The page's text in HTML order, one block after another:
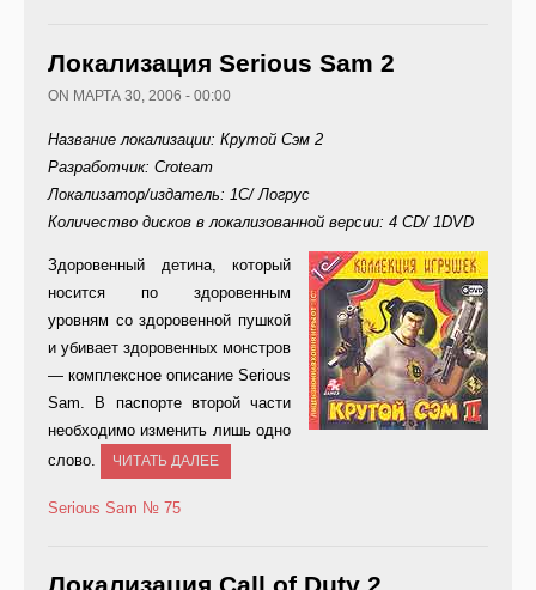
Локализация Serious Sam 2
ON МАРТА 30, 2006 - 00:00
Название локализации: Крутой Сэм 2
Разработчик: Croteam
Локализатор/издатель: 1C/ Логрус
Количество дисков в локализованной версии: 4 CD/ 1DVD
Здоровенный детина, который
носится по здоровенным
уровням со здоровенной пушкой
и убивает здоровенных монстров
— комплексное описание Serious
Sam. В паспорте второй части
необходимо изменить лишь одно
слово.
ЧИТАТЬ ДАЛЕЕ
Serious Sam № 75